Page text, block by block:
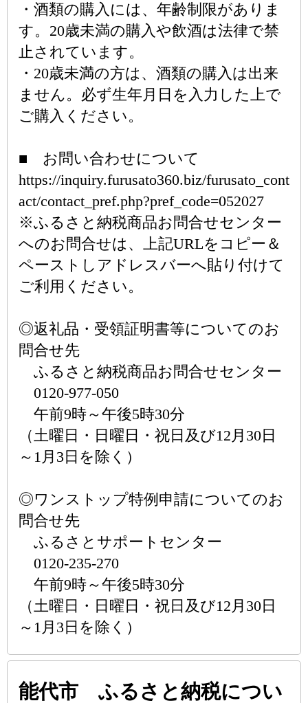
・酒類の購入には、年齢制限がありま
す。20歳未満の購入や飲酒は法律で禁
止されています。
・20歳未満の方は、酒類の購入は出来
ません。必ず生年月日を入力した上で
ご購入ください。
■ お問い合わせについて
https://inquiry.furusato360.biz/furusato_cont
act/contact_pref.php?pref_code=052027
※ふるさと納税商品お問合せセンター
へのお問合せは、上記URLをコピー＆
ペーストしアドレスバーへ貼り付けて
ご利用ください。
◎返礼品・受領証明書等についてのお
問合せ先
ふるさと納税商品お問合せセンター
0120-977-050
午前9時～午後5時30分
（土曜日・日曜日・祝日及び12月30日
～1月3日を除く）
◎ワンストップ特例申請についてのお
問合せ先
ふるさとサポートセンター
0120-235-270
午前9時～午後5時30分
（土曜日・日曜日・祝日及び12月30日
～1月3日を除く）
能代市 ふるさと納税につい